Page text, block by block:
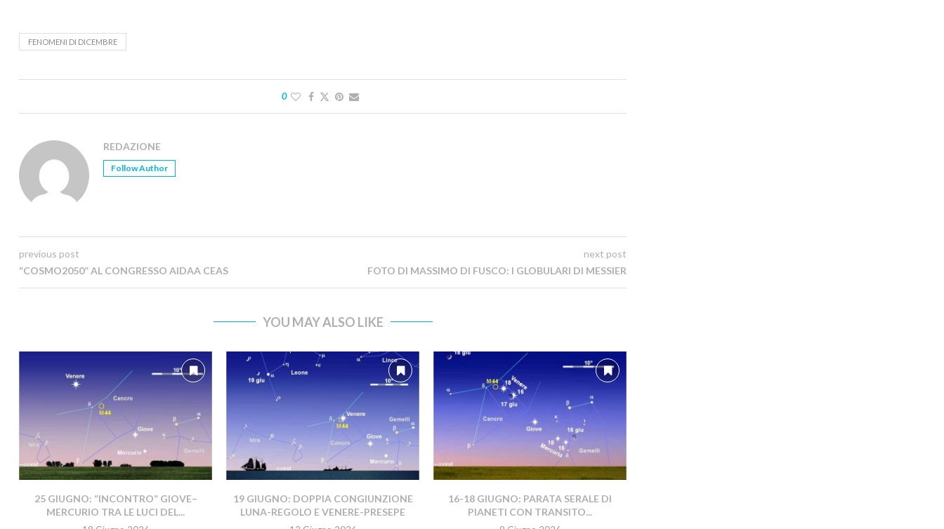
FENOMENI DI DICEMBRE
0
REDAZIONE
Follow Author
previous post
“COSMO2050” AL CONGRESSO AIDAA CEAS
next post
FOTO DI MASSIMO DI FUSCO: I GLOBULARI DI MESSIER
YOU MAY ALSO LIKE
25 GIUGNO: “INCONTRO” GIOVE–
MERCURIO TRA LE LUCI DEL...
19 GIUGNO: DOPPIA CONGIUNZIONE
LUNA-REGOLO E VENERE-PRESEPE
16-18 GIUGNO: PARATA SERALE DI
PIANETI CON TRANSITO...